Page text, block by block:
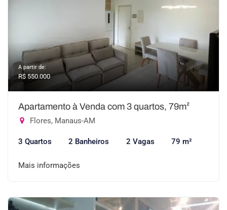
A partir de:
R$ 550.000
Apartamento à Venda com 3 quartos, 79m²
Flores, Manaus-AM
3 Quartos 2 Banheiros 2 Vagas 79 m²
Mais informações